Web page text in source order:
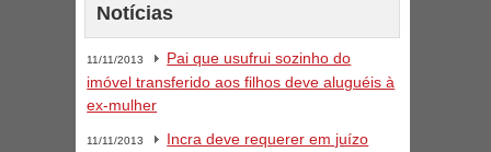
Notícias
11/11/2013
Pai que usufrui sozinho do
imóvel transferido aos filhos deve aluguéis à
ex-mulher
11/11/2013
Incra deve requerer em juízo